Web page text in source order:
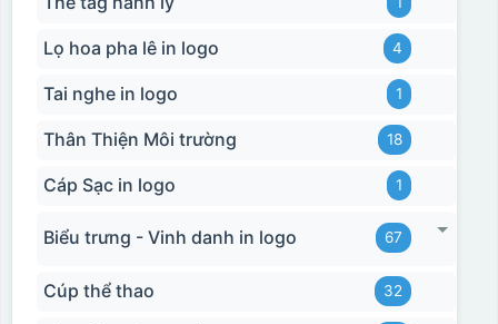
Lọ hoa pha lê in logo 4
Tai nghe in logo 1
Thân Thiện Môi trường 18
Cáp Sạc in logo 1
Biểu trưng - Vinh danh in logo 67
Cúp thể thao 32